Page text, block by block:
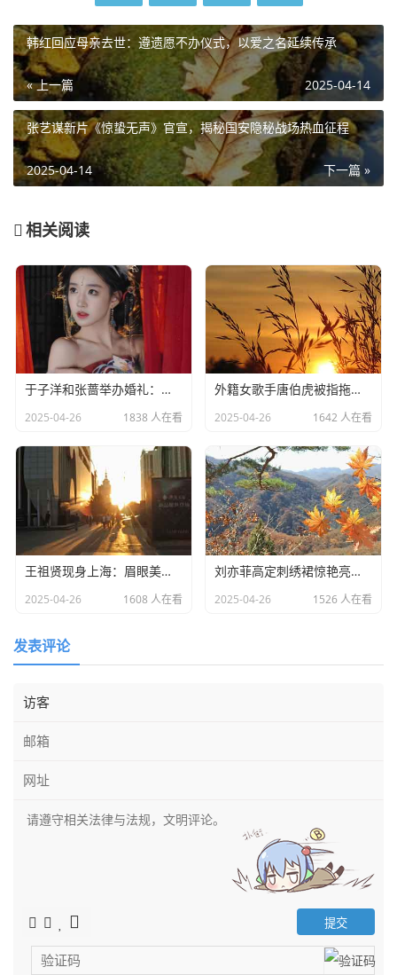
韩红回应母亲去世：遵遗愿不办仪式，以爱之名延续传承
« 上一篇 2025-04-14
张艺谋新片《惊蛰无声》官宣，揭秘国安隐秘战场热血征程
下一篇 »
2025-04-14
相关阅读
于子洋和张蔷举办婚礼：一对赛场情场双丰收的人生赢家​
2025-04-26 1838 人在看
外籍女歌手唐伯虎被指拖欠劳务费：明星责任不应该缺席​
2025-04-26 1642 人在看
王祖贤现身上海：眉眼美丽气质优雅，时光难掩女神风采
2025-04-26 1608 人在看
​刘亦菲高定刺绣裙惊艳亮相：皮肤白到发光诠释东方美学​
2025-04-26 1526 人在看
发表评论